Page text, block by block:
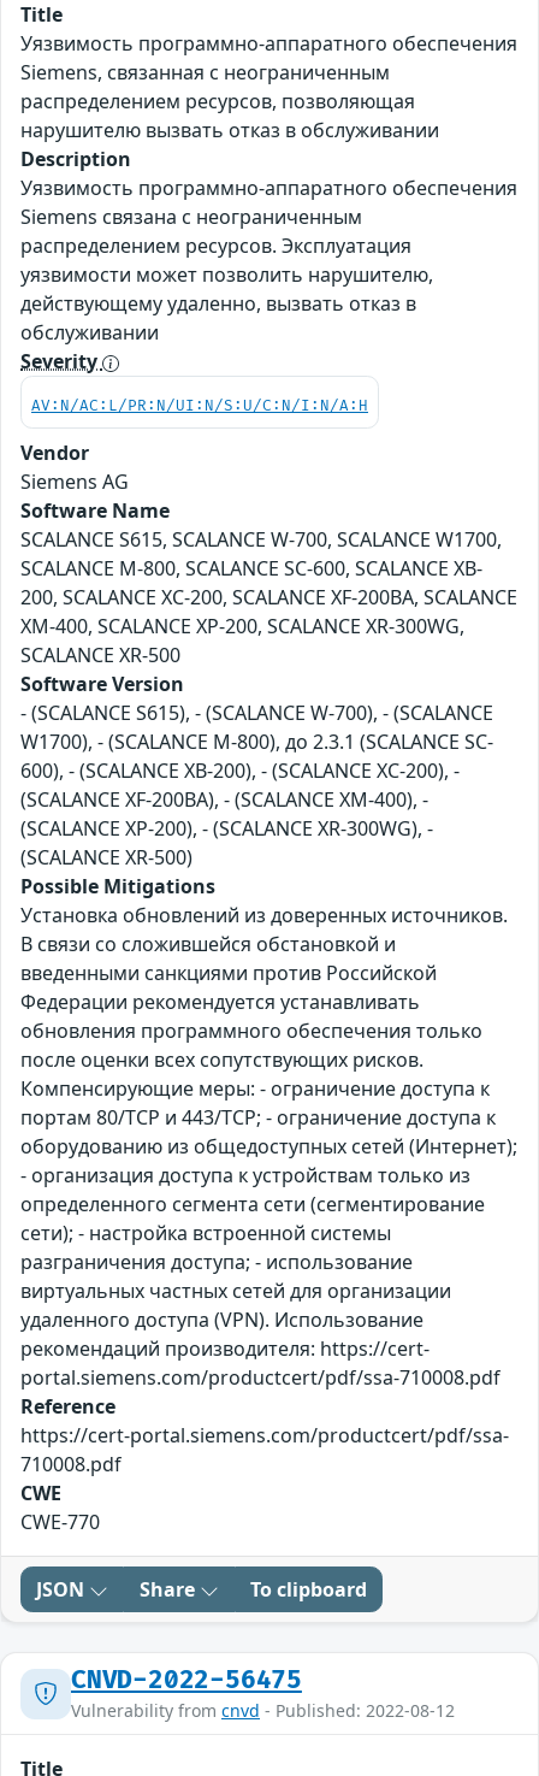
Title
Уязвимость программно-аппаратного обеспечения
Siemens, связанная с неограниченным
распределением ресурсов, позволяющая
нарушителю вызвать отказ в обслуживании
Description
Уязвимость программно-аппаратного обеспечения
Siemens связана с неограниченным
распределением ресурсов. Эксплуатация
уязвимости может позволить нарушителю,
действующему удаленно, вызвать отказ в
обслуживании
Severity
AV:N/AC:L/PR:N/UI:N/S:U/C:N/I:N/A:H
Vendor
Siemens AG
Software Name
SCALANCE S615, SCALANCE W-700, SCALANCE W1700,
SCALANCE M-800, SCALANCE SC-600, SCALANCE XB-
200, SCALANCE XC-200, SCALANCE XF-200BA, SCALANCE
XM-400, SCALANCE XP-200, SCALANCE XR-300WG,
SCALANCE XR-500
Software Version
- (SCALANCE S615), - (SCALANCE W-700), - (SCALANCE
W1700), - (SCALANCE M-800), до 2.3.1 (SCALANCE SC-
600), - (SCALANCE XB-200), - (SCALANCE XC-200), -
(SCALANCE XF-200BA), - (SCALANCE XM-400), -
(SCALANCE XP-200), - (SCALANCE XR-300WG), -
(SCALANCE XR-500)
Possible Mitigations
Установка обновлений из доверенных источников.
В связи со сложившейся обстановкой и
введенными санкциями против Российской
Федерации рекомендуется устанавливать
обновления программного обеспечения только
после оценки всех сопутствующих рисков.
Компенсирующие меры: - ограничение доступа к
портам 80/TCP и 443/TCP; - ограничение доступа к
оборудованию из общедоступных сетей (Интернет);
- организация доступа к устройствам только из
определенного сегмента сети (сегментирование
сети); - настройка встроенной системы
разграничения доступа; - использование
виртуальных частных сетей для организации
удаленного доступа (VPN). Использование
рекомендаций производителя: https://cert-
portal.siemens.com/productcert/pdf/ssa-710008.pdf
Reference
https://cert-portal.siemens.com/productcert/pdf/ssa-
710008.pdf
CWE
CWE-770
JSON Share To clipboard
CNVD-2022-56475
Vulnerability from cnvd - Published: 2022-08-12
Title